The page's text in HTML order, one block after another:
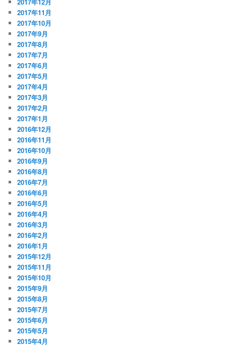
2017年11月
2017年10月
2017年9月
2017年8月
2017年7月
2017年6月
2017年5月
2017年4月
2017年3月
2017年2月
2017年1月
2016年12月
2016年11月
2016年10月
2016年9月
2016年8月
2016年7月
2016年6月
2016年5月
2016年4月
2016年3月
2016年2月
2016年1月
2015年12月
2015年11月
2015年10月
2015年9月
2015年8月
2015年7月
2015年6月
2015年5月
2015年4月